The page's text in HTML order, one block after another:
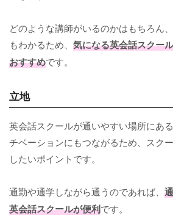
どのような講師がいるのかはもちろん
もわかるため、 気になる英会話スクー
おすすめです。
立地
英会話スクールが通いやすい場所にあ
チベーションにもつながるため、スク
したいポイントです。
通勤や通学しながら通うのであれば、
英会話スクールが便利です。